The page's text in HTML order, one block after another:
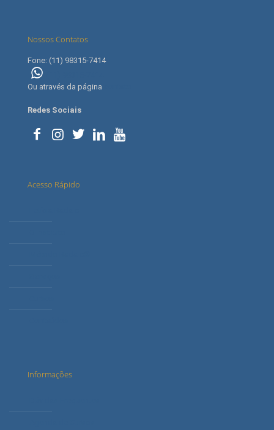
Nossos Contatos
Fone: (11) 98315-7414
Ou através da página
Redes Sociais
Acesso Rápido
Informações